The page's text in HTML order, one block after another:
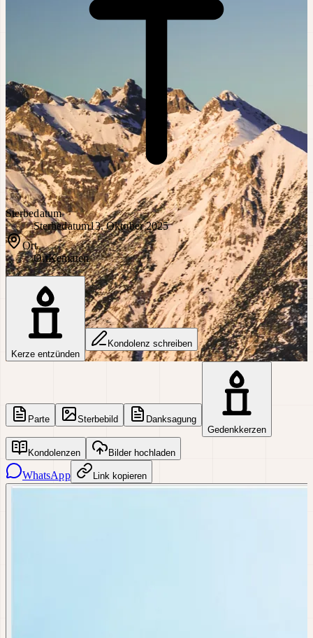
Sterbedatum
Sterbedatum13. Oktober 2025
Ort
OrtKematen
Kerze entzünden
Kondolenz schreiben
Parte Sterbebild
Danksagung
Gedenkkerzen
Kondolenzen Bilder hochladen
WhatsApp Link kopieren